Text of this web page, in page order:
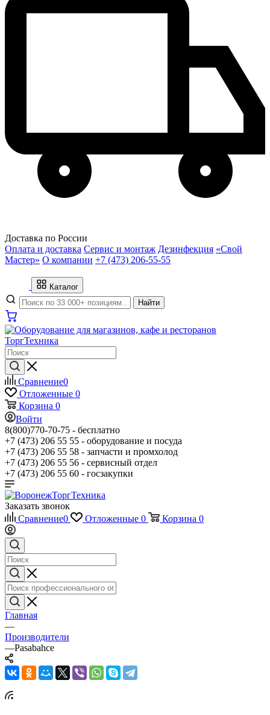
Доставка по России
Оплата и доставка Сервис и монтаж Дезинфекция «Свой
Мастер» О компании +7 (473) 206-55-55
Каталог
Найти
Сравнение0
Отложенные 0
Корзина 0
Войти
8(800)770-70-75 - бесплатно
+7 (473) 206 55 55 - оборудование и посуда
+7 (473) 206 55 58 - запчасти и промхолод
+7 (473) 206 55 56 - сервисный отдел
+7 (473) 206 55 60 - госзакупки
Заказать звонок
Сравнение0 Отложенные 0 Корзина 0
Главная
—
Производители
—Pasabahce